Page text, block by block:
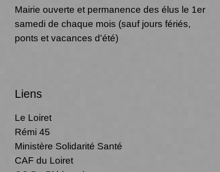
Mairie ouverte et permanence des élus le 1er
samedi de chaque mois (sauf jours fériés,
ponts et vacances d'été)
Liens
Le Loiret
Rémi 45
Ministère Solidarité Santé
CAF du Loiret